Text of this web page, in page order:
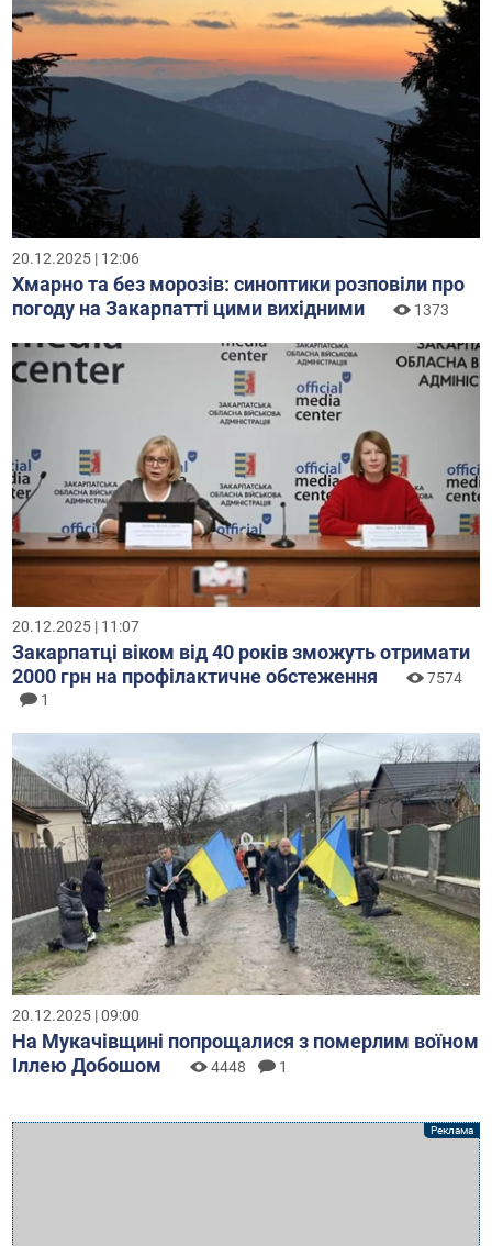
20.12.2025 | 12:06
Хмарно та без морозів: синоптики розповіли про
погоду на Закарпатті цими вихідними
1373
20.12.2025 | 11:07
Закарпатці віком від 40 років зможуть отримати
2000 грн на профілактичне обстеження
7574
1
20.12.2025 | 09:00
На Мукачівщині попрощалися з померлим воїном
Іллею Добошом
4448 1